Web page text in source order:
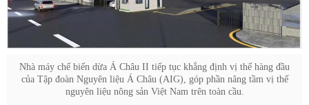
Nhà máy chế biến dừa Á Châu II tiếp tục khẳng định vị thế hàng đầu
của Tập đoàn Nguyên liệu Á Châu (AIG), góp phần nâng tầm vị thế
nguyên liệu nông sản Việt Nam trên toàn cầu.